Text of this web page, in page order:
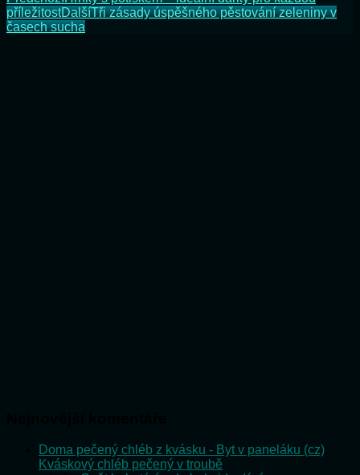
příležitostDalšíTři zásady úspěšného pěstování zeleniny v
časech sucha
Doma pečený chléb z kvásku - Byt v paneláku (cz)
Kváskový chléb pečený v troubě